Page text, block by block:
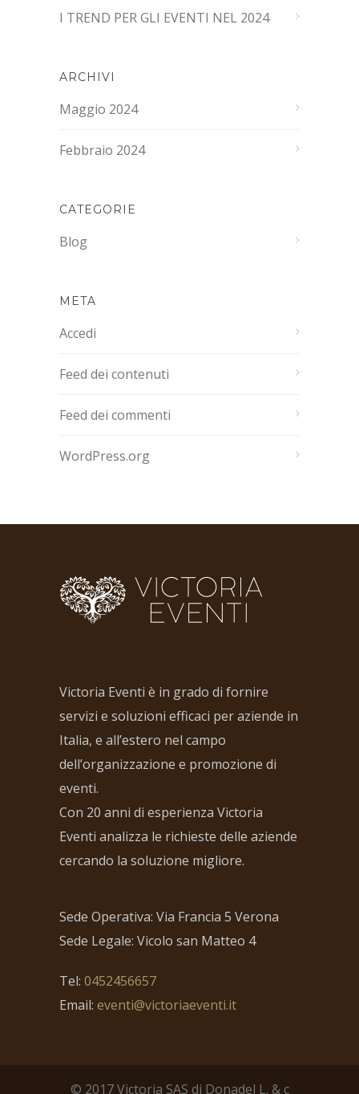
I TREND PER GLI EVENTI NEL 2024
ARCHIVI
Maggio 2024
Febbraio 2024
CATEGORIE
Blog
META
Accedi
Feed dei contenuti
Feed dei commenti
WordPress.org
Victoria Eventi è in grado di fornire
servizi e soluzioni efficaci per aziende in
Italia, e all’estero nel campo
dell’organizzazione e promozione di
eventi.
Con 20 anni di esperienza Victoria
Eventi analizza le richieste delle aziende
cercando la soluzione migliore.
Sede Operativa: Via Francia 5 Verona
Sede Legale: Vicolo san Matteo 4
Tel: 0452456657
Email: eventi@victoriaeventi.it
© 2017 Victoria SAS di Donadel L. & c